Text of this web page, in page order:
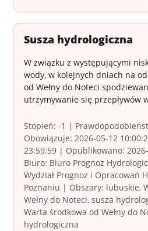
Susza hydrologiczna
W związku z występującymi
wody, w kolejnych dniach na
od Wełny do Noteci
utrzymywanie się przepływów
Stopień: -1 |
Obowiązuje: 2026-05-12
23:59:59 | Opublikowano:
Biuro: Biuro Prognoz
Wydział Prognoz i Opracowań
Poznaniu | Obszary: lubuskie,
Wełny do Noteci, susza
Warta środkowa od Wełny do
hydrologiczna